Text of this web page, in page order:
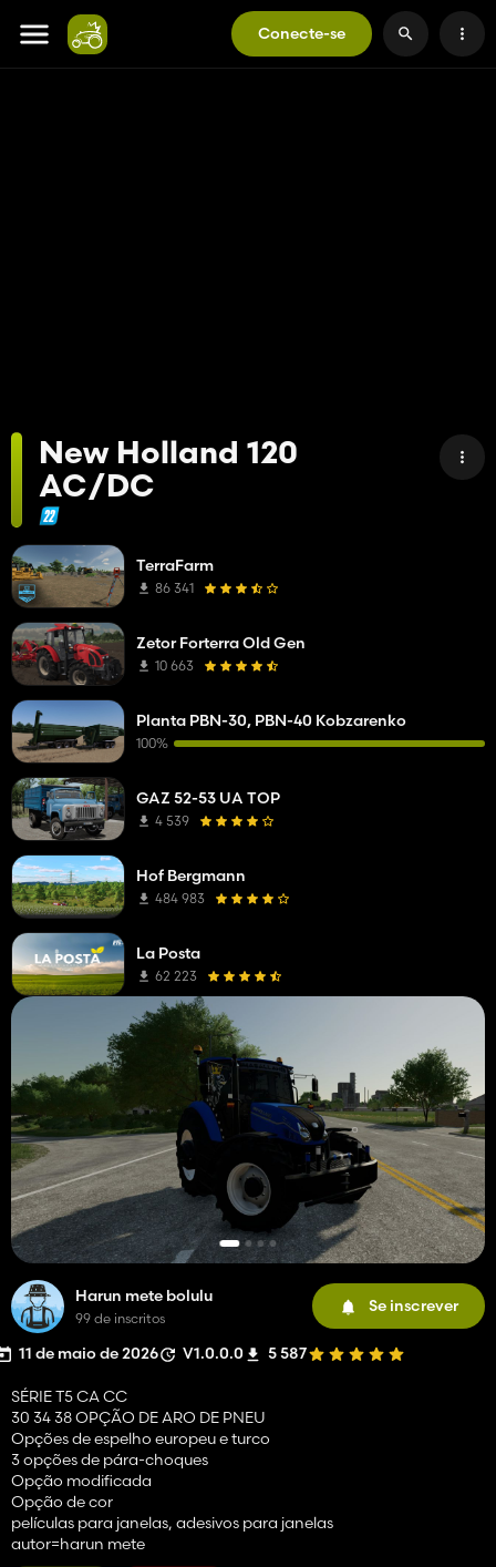
Conecte-se
New Holland 120
AC/DC
Harun mete bolulu
99 de inscritos
Se inscrever
11 de maio de 2026 V1.0.0.0 5 587
SÉRIE T5 CA CC
30 34 38 OPÇÃO DE ARO DE PNEU
Opções de espelho europeu e turco
3 opções de pára-choques
Opção modificada
Opção de cor
películas para janelas, adesivos para janelas
autor=harun mete
TerraFarm
86 341
Zetor Forterra Old Gen
10 663
Planta PBN-30, PBN-40 Kobzarenko
100%
GAZ 52-53 UA TOP
4 539
Hof Bergmann
484 983
La Posta
62 223